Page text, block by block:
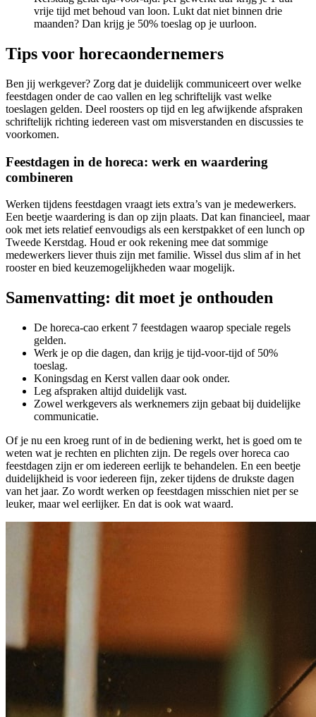
vrije tijd met behoud van loon. Lukt dat niet binnen drie
maanden? Dan krijg je 50% toeslag op je uurloon.
Tips voor horecaondernemers
Ben jij werkgever? Zorg dat je duidelijk communiceert over welke
feestdagen onder de cao vallen en leg schriftelijk vast welke
toeslagen gelden. Deel roosters op tijd en leg afwijkende afspraken
schriftelijk richting iedereen vast om misverstanden en discussies te
voorkomen.
Feestdagen in de horeca: werk en waardering
combineren
Werken tijdens feestdagen vraagt iets extra’s van je medewerkers.
Een beetje waardering is dan op zijn plaats. Dat kan financieel, maar
ook met iets relatief eenvoudigs als een kerstpakket of een lunch op
Tweede Kerstdag. Houd er ook rekening mee dat sommige
medewerkers liever thuis zijn met familie. Wissel dus slim af in het
rooster en bied keuzemogelijkheden waar mogelijk.
Samenvatting: dit moet je onthouden
De horeca-cao erkent 7 feestdagen waarop speciale regels
gelden.
Werk je op die dagen, dan krijg je tijd-voor-tijd of 50%
toeslag.
Koningsdag en Kerst vallen daar ook onder.
Leg afspraken altijd duidelijk vast.
Zowel werkgevers als werknemers zijn gebaat bij duidelijke
communicatie.
Of je nu een kroeg runt of in de bediening werkt, het is goed om te
weten wat je rechten en plichten zijn. De regels over horeca cao
feestdagen zijn er om iedereen eerlijk te behandelen. En een beetje
duidelijkheid is voor iedereen fijn, zeker tijdens de drukste dagen
van het jaar. Zo wordt werken op feestdagen misschien niet per se
leuker, maar wel eerlijker. En dat is ook wat waard.